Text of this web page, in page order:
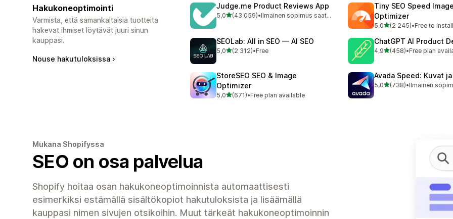
Hakukoneoptimointi
Varmista, että samankaltaisia tuotteita
hakevat ihmiset löytävät juuri sinun
kauppasi.
Nouse hakutuloksissa
Judge.me Product Reviews App
5,0/ 5 tähteä
(43 059)
43059 arvostelua yhteensä
• Ilmainen sopimus saatavilla
Tiny SEO Speed Image
Optimizer
5,0/ 5 tähteä
(2 245)
2245 arvostelua yhteensä
•Free to install
SEOLab: All in SEO — AI SEO
5,0/ 5 tähteä
(2 312)
2312 arvostelua yhteensä
•Free
ChatGPT AI Product
4,9/ 5 tähteä
(458)
458 arvostelua yhteensä
•Free plan
StoreSEO SEO & Image
Optimizer
5,0/ 5 tähteä
(671)
671 arvostelua yhteensä
•Free plan available
Avada Speed: Kuvat
5,0/ 5 tähteä
(738)
738 arvostelua yhteensä
•
Mukana Shopifyssa
SEO on osa palvelua
Shopify hoitaa osan hakukoneoptimoinnista automaattisesti
esimerkiksi estämällä sisältökopiot hakutuloksista ja lisäämällä
kauppasi nimen sivujen otsikoihin. Muut tärkeät hakukoneoptimoinnin